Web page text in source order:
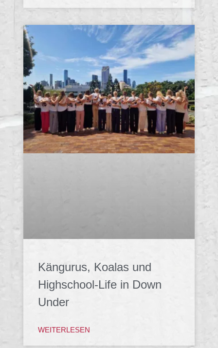
Kängurus, Koalas und
Highschool-Life in Down
Under
WEITERLESEN